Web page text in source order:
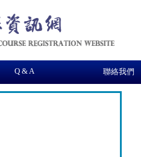
Q & A 聯絡我們